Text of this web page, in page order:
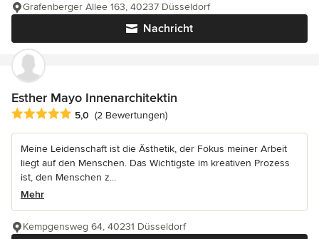
Nachricht
Grafenberger Allee 163, 40237 Düsseldorf
Esther Mayo Innenarchitektin
Durchschnittliche Bewertung: 5 von 5 Sternen
5,0 (2 Bewertungen)
Meine Leidenschaft ist die Ästhetik, der Fokus meiner Arbeit
liegt auf den Menschen. Das Wichtigste im kreativen Prozess
ist, den Menschen z...
Mehr
Kempgensweg 64, 40231 Düsseldorf